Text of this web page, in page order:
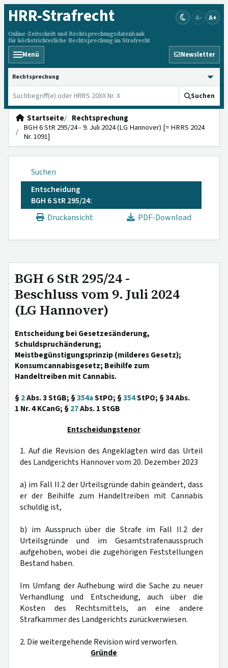
HRR-Strafrecht
Online-Zeitschrift und Rechtsprechungsdatenbank
für höchstrichterliche Rechtsprechung im Strafrecht
A- A+
Menü Newsletter
HRRS durchsuchen
Suchen
Startseite
Rechtsprechung
BGH 6 StR 295/24 - 9. Juli 2024 (LG Hannover) [= HRRS 2024
Nr. 1091]
Suchen
Entscheidung
BGH 6 StR 295/24:
Druckansicht
PDF-Download
BGH 6 StR 295/24 -
Beschluss vom 9. Juli 2024
(LG Hannover)
Entscheidung bei Gesetzesänderung,
Schuldspruchänderung;
Meistbegünstigungsprinzip (milderes Gesetz);
Konsumcannabisgesetz; Beihilfe zum
Handeltreiben mit Cannabis.
§2Abs. 3 StGB; §354aStPO; §354StPO; § 34 Abs.
1 Nr. 4 KCanG; §27Abs. 1 StGB
Entscheidungstenor
1. Auf die Revision des Angeklagten wird das Urteil
des Landgerichts Hannover vom 20. Dezember 2023
a) im Fall II.2 der Urteilsgründe dahin geändert, dass
er der Beihilfe zum Handeltreiben mit Cannabis
schuldig ist,
b) im Ausspruch über die Strafe im Fall II.2 der
Urteilsgründe und im Gesamtstrafenausspruch
aufgehoben, wobei die zugehörigen Feststellungen
Bestand haben.
Im Umfang der Aufhebung wird die Sache zu neuer
Verhandlung und Entscheidung, auch über die
Kosten des Rechtsmittels, an eine andere
Strafkammer des Landgerichts zurückverwiesen.
2. Die weitergehende Revision wird verworfen.
Gründe